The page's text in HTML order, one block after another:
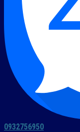
0932756950